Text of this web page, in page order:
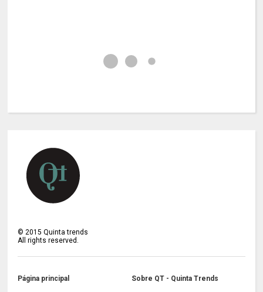
©2015 Quinta trends
All rights reserved.
Página principal Sobre QT - Quinta Trends